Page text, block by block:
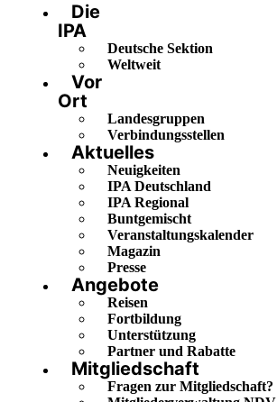
Die
IPA
Deutsche Sektion
Weltweit
Vor
Ort
Landesgruppen
Verbindungsstellen
Aktuelles
Neuigkeiten
IPA Deutschland
IPA Regional
Buntgemischt
Veranstaltungskalender
Magazin
Presse
Angebote
Reisen
Fortbildung
Unterstützung
Partner und Rabatte
Mitgliedschaft
Fragen zur Mitgliedschaft?